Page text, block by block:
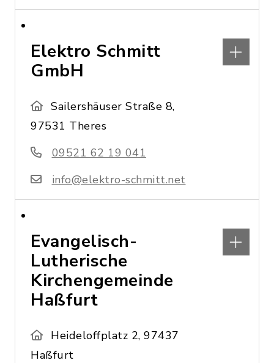
Elektro Schmitt
GmbH
Sailershäuser Straße 8,
97531 Theres
09521 62 19 041
info@elektro-schmitt.net
Evangelisch-
Lutherische
Kirchengemeinde
Haßfurt
Heideloffplatz 2, 97437
Haßfurt